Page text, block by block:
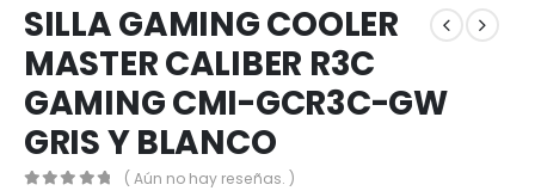
SILLA GAMING COOLER
MASTER CALIBER R3C
GAMING CMI-GCR3C-GW
GRIS Y BLANCO
( Aún no hay reseñas. )